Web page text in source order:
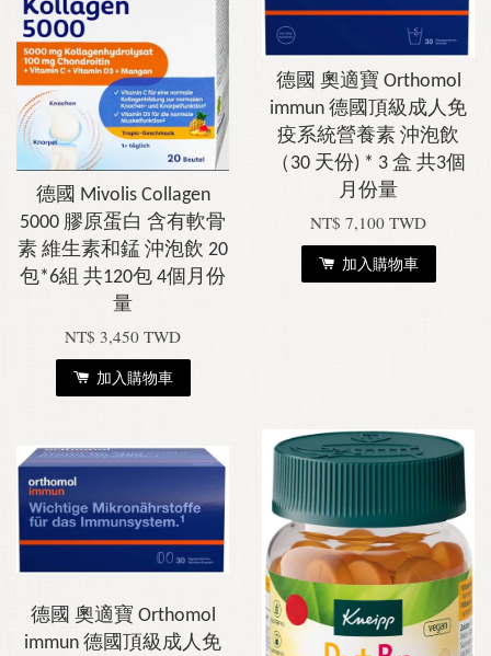
德國 Mivolis Collagen
5000 膠原蛋白 含有軟骨
素 維生素和錳 沖泡飲 20
包*6組 共120包 4個月份
量
NT$ 3,450 TWD
加入購物車
德國 奧適寶 Orthomol
immun 德國頂級成人免
疫系統營養素 沖泡飲
（30 天份) * 3 盒 共3個
月份量
NT$ 7,100 TWD
加入購物車
德國 奧適寶 Orthomol
immun 德國頂級成人免